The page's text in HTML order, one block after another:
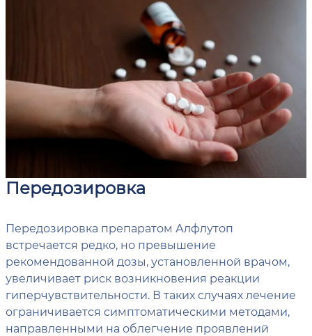
Передозировка
Передозировка препаратом Алфлутоп
встречается редко, но превышение
рекомендованной дозы, установленной врачом,
увеличивает риск возникновения реакции
гиперчувствительности. В таких случаях лечение
ограничивается симптоматическими методами,
направленными на облегчение проявлений